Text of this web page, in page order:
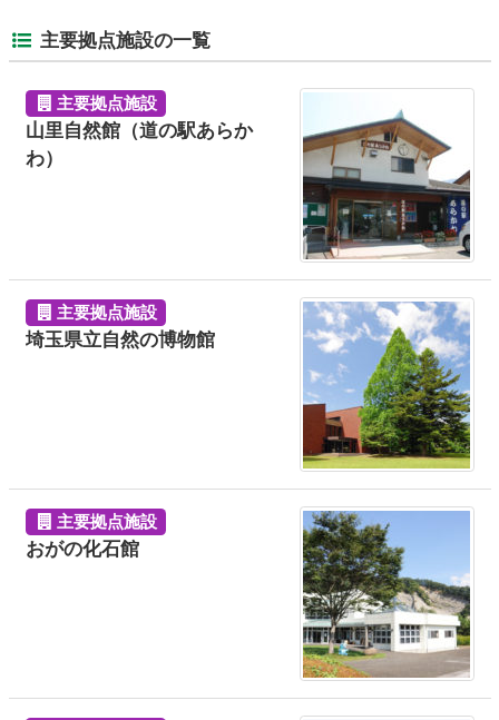
主要拠点施設の一覧
主要拠点施設
山里自然館（道の駅あらか
わ）
主要拠点施設
埼玉県立自然の博物館
主要拠点施設
おがの化石館